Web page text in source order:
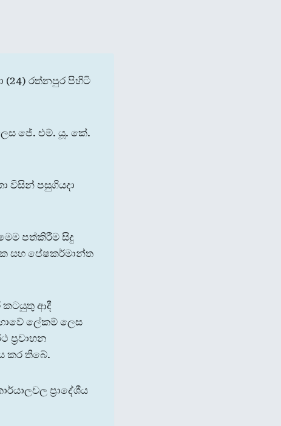
(24) රත්නපුර පිහිටි
ජේ. එම්. යූ. කේ.
විසින් පසුගියදා
පත්කිරීම සිදු
සහ පේෂකර්මාන්ත
කටයුතු ආදී
ලේකම් ලෙස
ප්‍රවාහන
කර තිබේ.
ප්‍රාදේශීය